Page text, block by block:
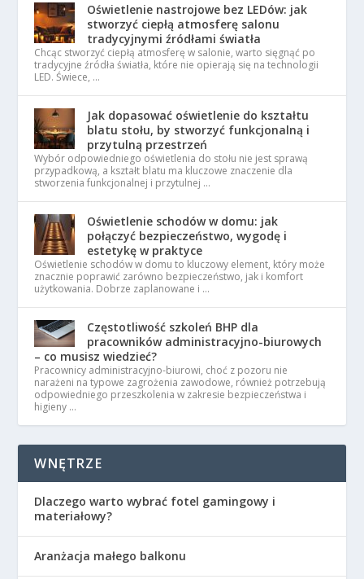
Oświetlenie nastrojowe bez LEDów: jak
stworzyć ciepłą atmosferę salonu
tradycyjnymi źródłami światła
Chcąc stworzyć ciepłą atmosferę w salonie, warto sięgnąć po
tradycyjne źródła światła, które nie opierają się na technologii
LED. Świece, …
Jak dopasować oświetlenie do kształtu
blatu stołu, by stworzyć funkcjonalną i
przytulną przestrzeń
Wybór odpowiedniego oświetlenia do stołu nie jest sprawą
przypadkową, a kształt blatu ma kluczowe znaczenie dla
stworzenia funkcjonalnej i przytulnej …
Oświetlenie schodów w domu: jak
połączyć bezpieczeństwo, wygodę i
estetykę w praktyce
Oświetlenie schodów w domu to kluczowy element, który może
znacznie poprawić zarówno bezpieczeństwo, jak i komfort
użytkowania. Dobrze zaplanowane i …
Częstotliwość szkoleń BHP dla
pracowników administracyjno-biurowych
– co musisz wiedzieć?
Pracownicy administracyjno-biurowi, choć z pozoru nie
narażeni na typowe zagrożenia zawodowe, również potrzebują
odpowiedniego przeszkolenia w zakresie bezpieczeństwa i
higieny …
WNĘTRZE
Dlaczego warto wybrać fotel gamingowy i
materiałowy?
Aranżacja małego balkonu